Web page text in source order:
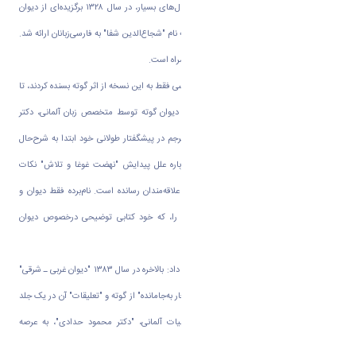
خیلی دیر به سرزمین حافظ رسید. پس از سال‌های بسیار، در سال ۱۳۲۸ برگزیده‌ای از دیوان
گوته و آن هم از زبان فرانسه توسط مترجمی به نام "شجاع‌الدین شفا" به فارسی‌زبانان ارائه شد.
این ترجمه به نثر ساده و بعضاً با توضیحاتی همراه است.
رجایی افزود: سال‌های متمادی خوانندگان فارسی فقط به این نسخه از اثر گوته بسنده کردند، تا
این‌که بالاخره در سال ۱۳۷۹ ترجمه کاملی از دیوان گوته توسط متخصص زبان آلمانی، دکتر
"کوروش صفوی" در ایران منتشر شد. این مترجم در پیشگفتار طولانی خود ابتدا به شرح‌حال
زندگی گوته پرداخته و پس از توضیحاتی درباره علل پیدایش "نهضت غوغا و تلاش" نکات
متعددی را در خصوص دیوان گوته به اطلاع علاقه‌مندان رسانده است. نام‌برده فقط دیوان و
اشعار گوته را ترجمه کرده، نه "ملحقات" آن را، که خود کتابی توضیحی درخصوص دیوان
مشاور مرکز حافظ‌شناسی در زبان آلمانی ادامه داد: بالاخره در سال ۱۳۸۳ "دیوان غربی ـ شرقی"
گوته شاعر شهیر و توانای آلمانی به همراه "اشعار به‌جامانده" از گوته و "تعلیقات" آن در یک جلد
توسط استاد دانشگاه کشورمان در حوزه‌ ادبیات آلمانی، "دکتر محمود حدادی"، به عرصه